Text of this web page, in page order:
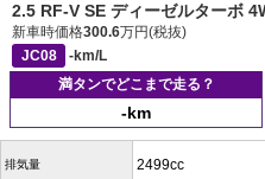
2.5 RF-V SE ディーゼルターボ
新車時価格300.6万円(税抜)
JC08
-km/L
満タンでどこまで走る？
-km
排気量 2499cc